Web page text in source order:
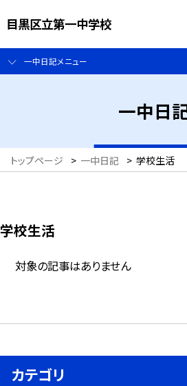
目黒区立第一中学校
一中日記メニュー
一中日
トップページ > 一中日記 > 学校生活
学校生活
対象の記事はありません
カテゴリ